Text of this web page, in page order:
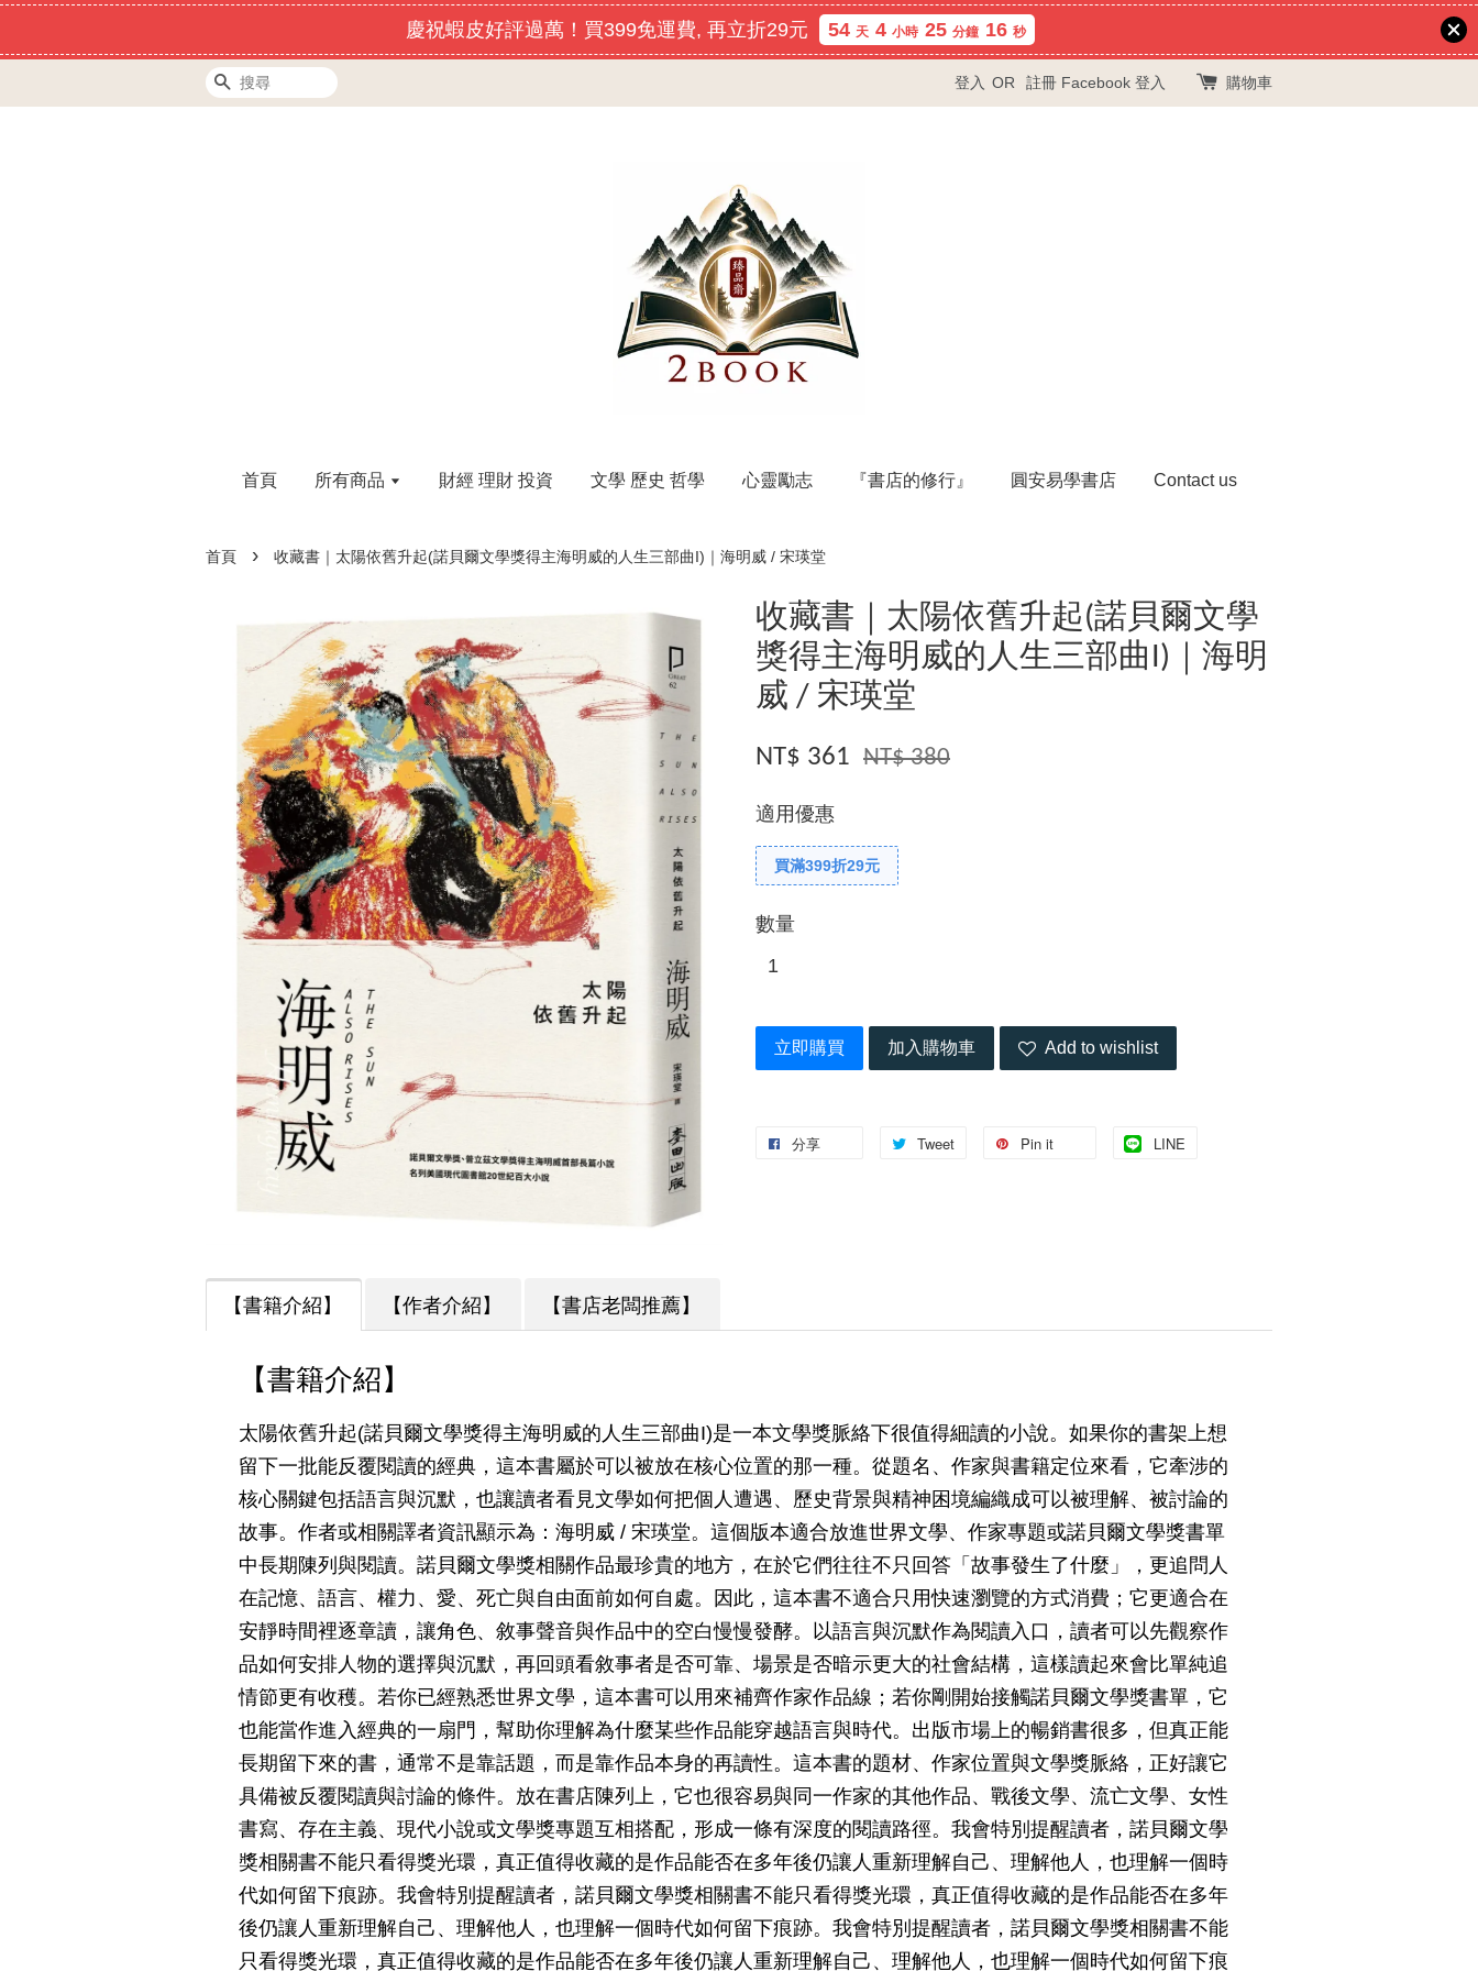
慶祝蝦皮好評過萬！買399免運費, 再立折29元 54 天 4 小時 25 分鐘 15 秒
搜尋 登入 OR 註冊 Facebook 登入 購物車
首頁 所有商品 財經 理財 投資 文學 歷史 哲學 心靈勵志 『書店的修行』 圓安易學書店 Contact us
首頁 › 收藏書｜太陽依舊升起(諾貝爾文學獎得主海明威的人生三部曲I)｜海明威 / 宋瑛堂
收藏書｜太陽依舊升起(諾貝爾文學
獎得主海明威的人生三部曲I)｜海明
威 / 宋瑛堂
NT$ 361 NT$ 380
適用優惠
買滿399折29元
數量
立即購買 加入購物車 Add to wishlist
分享 Tweet Pin it LINE
【書籍介紹】 【作者介紹】 【書店老闆推薦】
【書籍介紹】
太陽依舊升起(諾貝爾文學獎得主海明威的人生三部曲I)是一本文學獎脈絡下很值得細讀的小說。如果你的書架上想
留下一批能反覆閱讀的經典，這本書屬於可以被放在核心位置的那一種。從題名、作家與書籍定位來看，它牽涉的
核心關鍵包括語言與沉默，也讓讀者看見文學如何把個人遭遇、歷史背景與精神困境編織成可以被理解、被討論的
故事。作者或相關譯者資訊顯示為：海明威 / 宋瑛堂。這個版本適合放進世界文學、作家專題或諾貝爾文學獎書單
中長期陳列與閱讀。諾貝爾文學獎相關作品最珍貴的地方，在於它們往往不只回答「故事發生了什麼」，更追問人
在記憶、語言、權力、愛、死亡與自由面前如何自處。因此，這本書不適合只用快速瀏覽的方式消費；它更適合在
安靜時間裡逐章讀，讓角色、敘事聲音與作品中的空白慢慢發酵。以語言與沉默作為閱讀入口，讀者可以先觀察作
品如何安排人物的選擇與沉默，再回頭看敘事者是否可靠、場景是否暗示更大的社會結構，這樣讀起來會比單純追
情節更有收穫。若你已經熟悉世界文學，這本書可以用來補齊作家作品線；若你剛開始接觸諾貝爾文學獎書單，它
也能當作進入經典的一扇門，幫助你理解為什麼某些作品能穿越語言與時代。出版市場上的暢銷書很多，但真正能
長期留下來的書，通常不是靠話題，而是靠作品本身的再讀性。這本書的題材、作家位置與文學獎脈絡，正好讓它
具備被反覆閱讀與討論的條件。放在書店陳列上，它也很容易與同一作家的其他作品、戰後文學、流亡文學、女性
書寫、存在主義、現代小說或文學獎專題互相搭配，形成一條有深度的閱讀路徑。我會特別提醒讀者，諾貝爾文學
獎相關書不能只看得獎光環，真正值得收藏的是作品能否在多年後仍讓人重新理解自己、理解他人，也理解一個時
代如何留下痕跡。我會特別提醒讀者，諾貝爾文學獎相關書不能只看得獎光環，真正值得收藏的是作品能否在多年
後仍讓人重新理解自己、理解他人，也理解一個時代如何留下痕跡。我會特別提醒讀者，諾貝爾文學獎相關書不能
只看得獎光環，真正值得收藏的是作品能否在多年後仍讓人重新理解自己、理解他人，也理解一個時代如何留下痕